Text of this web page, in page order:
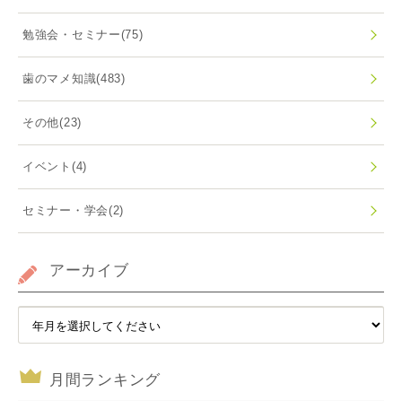
勉強会・セミナー(75)
歯のマメ知識(483)
その他(23)
イベント (4)
セミナー・学会(2)
アーカイブ
月間ランキング